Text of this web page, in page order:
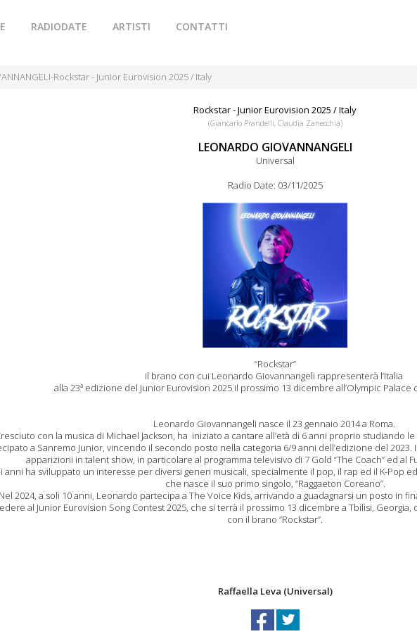
RADIODATE ARTISTI CONTATTI
Rockstar - Junior Eurovision 2025 / Italy
Rockstar - Junior Eurovision 2025 / Italy
(Giancarlo Prandelli, Claudia Zanecchia)
LEONARDO GIOVANNANGELI
Universal
Radio Date: 03/11/2025
“Rockstar”
il brano con cui Leonardo Giovannangeli rappresenterà l’Italia
alla 23ª edizione del Junior Eurovision 2025 il prossimo 13 dicembre all’Olympic Palace
Leonardo Giovannangeli nasce il 23 gennaio 2014 a Roma.
con la musica di Michael Jackson, ha iniziato a cantare all’età di 6 anni proprio studiando
a Sanremo Junior, vincendo il secondo posto nella categoria 6/9 anni dell’edizione del
apparizioni in talent show, in particolare al programma televisivo di 7 Gold “The Coach” ed al
anni ha sviluppato un interesse per diversi generi musicali, specialmente il pop, il rap ed il K-Pop
che nasce il suo primo singolo, “Raggaeton Coreano”.
Nel 2024, a soli 10 anni, Leonardo partecipa a The Voice Kids, arrivando a guadagnarsi un posto in
al Junior Eurovision Song Contest 2025, che si terrà il prossimo 13 dicembre a Tbilisi,
con il brano “Rockstar”.
Raffaella Leva (Universal)